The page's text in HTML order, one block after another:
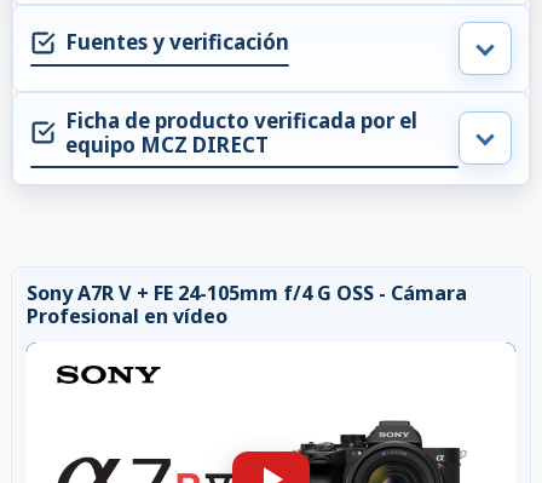
Fuentes y verificación
Ficha de producto verificada por el
equipo MCZ DIRECT
Sony A7R V + FE 24-105mm f/4 G OSS - Cámara
Profesional en vídeo